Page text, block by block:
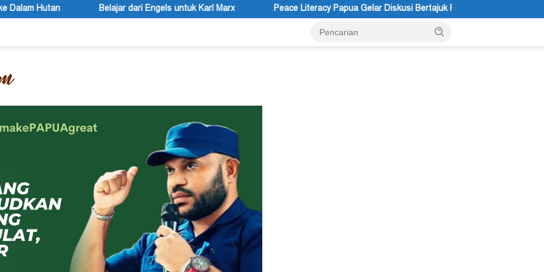
dari Engels untuk Karl Marx Peace Literacy Papua Gelar Diskusi Bertajuk Pengalaman Sebagai Sumber Pengetahuan